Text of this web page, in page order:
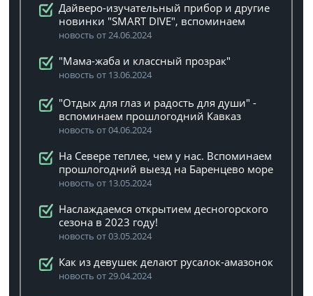
Дайверо-изучательный прибор и другие
новинки "SMART DIVE", вспоминаем
новость от 24.06.2024
"Мама-жаба и классный прозрак"
новость от 13.06.2024
"Отдых для глаз и радость для души" -
вспоминаем прошлогодний Кавказ
новость от 04.06.2024
На Севере теплее, чем у нас. Вспоминаем
прошлогодний выезд на Баренцево море
новость от 13.05.2024
Наслаждаемся открытием десногорского
сезона в 2023 году!
новость от 03.05.2024
Как из девушек делают русалок-амазонок
новость от 29.04.2024